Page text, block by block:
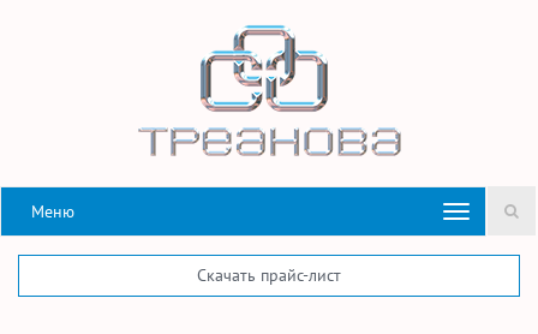
Меню
Скачать прайс-лист